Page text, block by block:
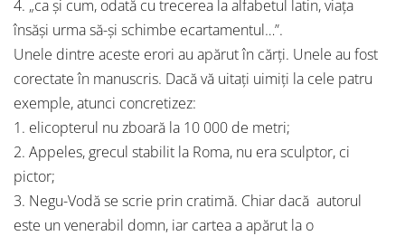
4. „ca și cum, odată cu trecerea la alfabetul latin, viața
însăși urma să-și schimbe ecartamentul…”.
Unele dintre aceste erori au apărut în cărți. Unele au fost
corectate în manuscris. Dacă vă uitați uimiți la cele patru
exemple, atunci concretizez:
1. elicopterul nu zboară la 10 000 de metri;
2. Appeles, grecul stabilit la Roma, nu era sculptor, ci
pictor;
3. Negu-Vodă se scrie prin cratimă. Chiar dacă autorul
este un venerabil domn, iar cartea a apărut la o